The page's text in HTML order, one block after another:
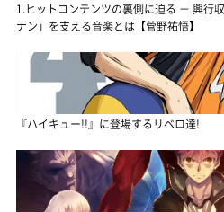
1.ヒットコンテンツの裏側に迫る － 興行
ナン」を支える音楽とは【菅野祐悟】
『ハイキュー!!』に登場するリベロ達!